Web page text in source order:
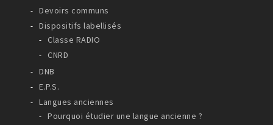
Devoirs communs
Dispositifs labellisés
Classe RADIO
CNRD
DNB
E.P.S.
Langues anciennes
Pourquoi étudier une langue ancienne ?